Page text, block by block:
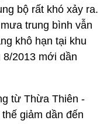
bộ rất khó xảy ra.
trung bình vẫn
khô hạn tại khu
2013 mới dần
từ Thừa Thiên -
giảm dần đến